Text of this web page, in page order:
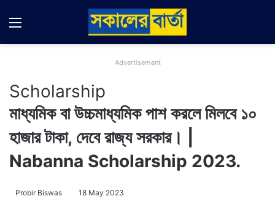
Menu
Advertisement
Scholarship
মাধ্যমিক বা উচ্চমাধ্যমিক পাশ করলে মিলবে ১০
হাজার টাকা, দেবে রাজ্য সরকার। |
Nabanna Scholarship 2023.
Probir Biswas 18 May 2023